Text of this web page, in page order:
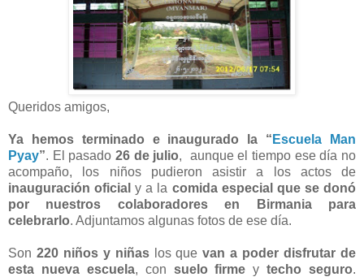
Queridos amigos,
Ya hemos terminado e inaugurado la “ Escuela Man
Pyay”. El pasado 26 de julio, aunque el tiempo ese día no
acompaño, los niños pudieron asistir a los actos de
inauguración oficial y a la comida especial que se donó
por nuestros colaboradores en Birmania para
celebrarlo. Adjuntamos algunas fotos de ese día.
Son 220 niños y niñaslos quevan a poder disfrutar de
esta nueva escuela, con suelo firme ytecho seguro.